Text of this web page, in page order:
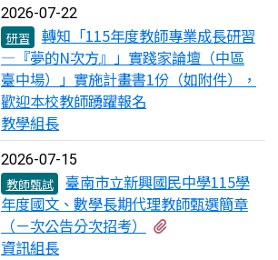
2026-07-22
研習
轉知「115年度教師專業成長研習
—『夢的N次方』」實踐家論壇（中區
臺中場）」實施計畫書1份（如附件），
歡迎本校教師踴躍報名
教學組長
2026-07-15
教師甄試
臺南市立新興國民中學115學
年度國文、數學長期代理教師甄選簡章
（ㄧ次公告分次招考）
資訊組長